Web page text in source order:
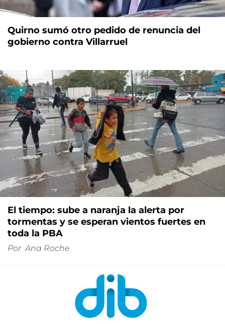
Quirno sumó otro pedido de renuncia del
gobierno contra Villarruel
El tiempo: sube a naranja la alerta por
tormentas y se esperan vientos fuertes en
toda la PBA
Por Ana Roche